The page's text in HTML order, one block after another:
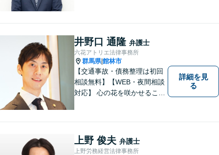
井野口 通隆 弁護士
六花アトリエ法律事務所
群馬県|館林市
【交通事故・債務整理は初回
相談無料】【WEB・夜間相談
対応】 心の花を咲かせること
一会を大事にし、あなたとの
縁を心からお待ちしていま
す。
詳細を見
る
上野 俊夫 弁護士
上野労務経営法律事務所